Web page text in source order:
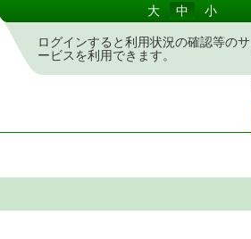
大 中 小
ログインすると利用状況の確認等のサ
ービスを利用できます。